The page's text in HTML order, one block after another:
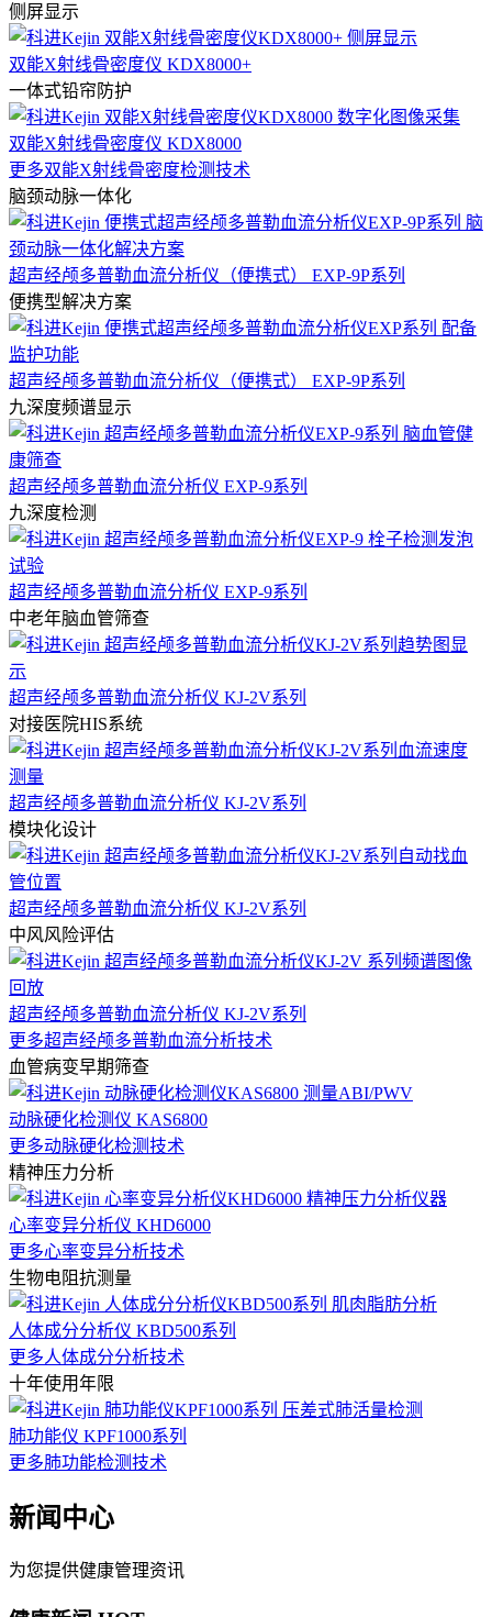
侧屏显示
双能X射线骨密度仪 KDX8000+
一体式铅帘防护
双能X射线骨密度仪 KDX8000
更多双能X射线骨密度检测技术
脑颈动脉一体化
超声经颅多普勒血流分析仪（便携式） EXP-9P系列
便携型解决方案
超声经颅多普勒血流分析仪（便携式） EXP-9P系列
九深度频谱显示
超声经颅多普勒血流分析仪 EXP-9系列
九深度检测
超声经颅多普勒血流分析仪 EXP-9系列
中老年脑血管筛查
超声经颅多普勒血流分析仪 KJ-2V系列
对接医院HIS系统
超声经颅多普勒血流分析仪 KJ-2V系列
模块化设计
超声经颅多普勒血流分析仪 KJ-2V系列
中风风险评估
超声经颅多普勒血流分析仪 KJ-2V系列
更多超声经颅多普勒血流分析技术
血管病变早期筛查
动脉硬化检测仪 KAS6800
更多动脉硬化检测技术
精神压力分析
心率变异分析仪 KHD6000
更多心率变异分析技术
生物电阻抗测量
人体成分分析仪 KBD500系列
更多人体成分分析技术
十年使用年限
肺功能仪 KPF1000系列
更多肺功能检测技术
新闻中心
为您提供健康管理资讯